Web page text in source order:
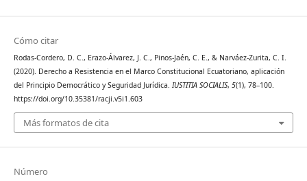
Cómo citar
Rodas-Cordero, D. C., Erazo-Álvarez, J. C., Pinos-Jaén, C. E., & Narváez-Zurita, C. I.
(2020). Derecho a Resistencia en el Marco Constitucional Ecuatoriano, aplicación
del Principio Democrático y Seguridad Jurídica. IUSTITIA SOCIALIS, 5(1), 78–100.
https://doi.org/10.35381/racji.v5i1.603
Más formatos de cita
Número